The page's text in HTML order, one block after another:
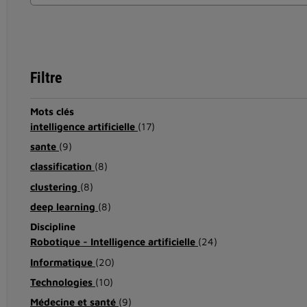
Filtre
Mots clés
intelligence artificielle (17)
sante (9)
classification (8)
clustering (8)
deep learning (8)
Discipline
Robotique - Intelligence artificielle (24)
Informatique (20)
Technologies (10)
Médecine et santé (9)